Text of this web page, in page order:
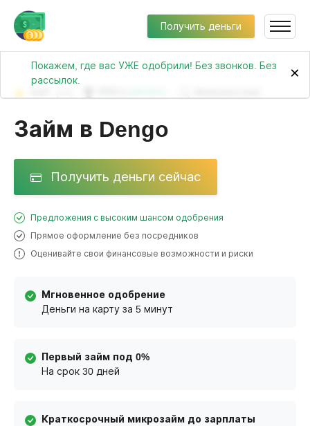
Получить деньги
Покажем, где вас УЖЕ одобрили! Без звонков. Без
рассылок.
×
Займ в Dengo
Получить деньги сейчас
Предложения с высоким шансом одобрения
Прямое оформление без посредников
Оценивайте свои финансовые возможности и риски
Мгновенное одобрение
Деньги на карту за 5 минут
Первый займ под 0%
На срок 30 дней
Краткосрочный микрозайм до зарплаты